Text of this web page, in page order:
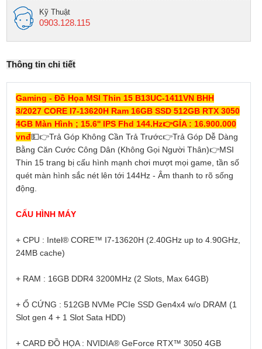
Kỹ Thuật
0903.128.115
Thông tin chi tiết
Gaming - Đồ Họa MSI Thin 15 B13UC-1411VN BHH
3/2027 CORE I7-13620H Ram 16GB SSD 512GB RTX 3050
4GB Màn Hình ; 15.6'' IPS Fhd 144.Hz👉GÍA : 16.900.000
vnđ💵👉Trả Góp Không Cần Trả Trước👉Trả Góp Dễ Dàng
Bằng Căn Cước Công Dân (Không Gọi Người Thân)👉MSI
Thin 15 trang bị cấu hình mạnh chơi mượt mọi game, tần số
quét màn hình sắc nét lên tới 144Hz - Âm thanh to rõ sống
động.
CẤU HÌNH MÁY
+ CPU : Intel® CORE™ I7-13620H (2.40GHz up to 4.90GHz,
24MB cache)
+ RAM : 16GB DDR4 3200MHz (2 Slots, Max 64GB)
+ Ổ CỨNG : 512GB NVMe PCIe SSD Gen4x4 w/o DRAM (1
Slot gen 4 + 1 Slot Sata HDD)
+ CARD ĐỒ HỌA : NVIDIA® GeForce RTX™ 3050 4GB